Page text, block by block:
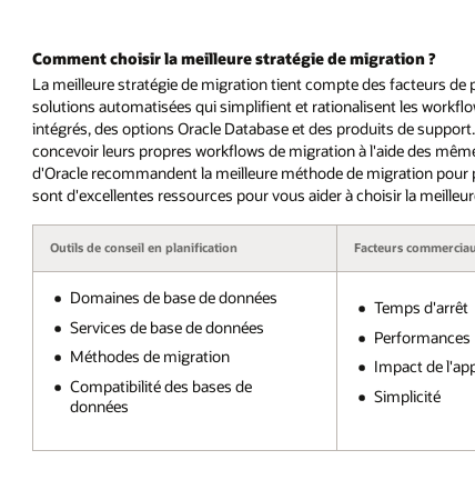
Comment choisir la meilleure stratégie de migration ?
La meilleure stratégie de migration tient compte des facteurs
solutions automatisées qui simplifient et rationalisent les
intégrés, des options Oracle Database et des produits de
concevoir leurs propres workflows de migration à l'aide des
d'Oracle recommandent la meilleure méthode de migration
sont d'excellentes ressources pour vous aider à choisir la
Outils de conseil en planification Facteurs
Domaines de base de données
Services de base de données
Méthodes de migration
Compatibilité des bases de
données
Temps d'arrêt
Performances
Impact de
Simplicité